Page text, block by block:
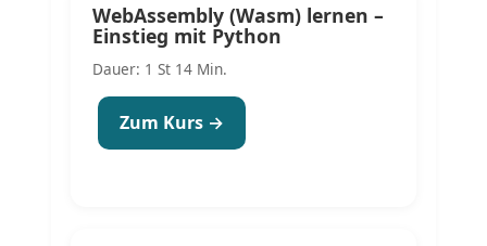
WebAssembly (Wasm) lernen –
Einstieg mit Python
Dauer: 1 St 14 Min.
Zum Kurs →